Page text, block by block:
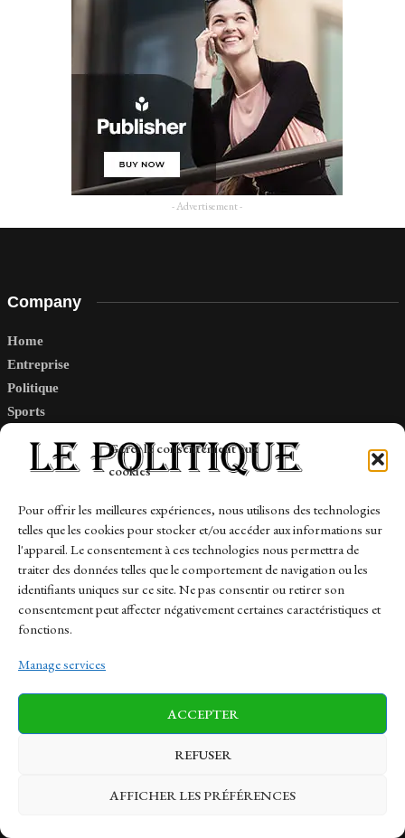
Gérer le consentement aux
cookies
Pour offrir les meilleures expériences, nous utilisons des technologies
telles que les cookies pour stocker et/ou accéder aux informations sur
l'appareil. Le consentement à ces technologies nous permettra de
traiter des données telles que le comportement de navigation ou les
identifiants uniques sur ce site. Ne pas consentir ou retirer son
consentement peut affecter négativement certaines caractéristiques et
fonctions.
Manage services
ACCEPTER
REFUSER
AFFICHER LES PRÉFÉRENCES
- Advertisement -
Company
Home
Entreprise
Politique
Sports
Links
Contact
Sitemap
News Finance-Marches Politics
Business Tech Health Sports Travel
© 1997-2026 - lepolitique.net. All Rights Reserved.